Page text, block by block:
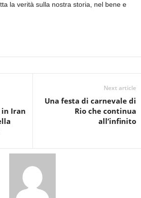
la verità sulla nostra storia, nel bene e
Iran
Next article
Una festa di carnevale di
Rio che continua
all’infinito